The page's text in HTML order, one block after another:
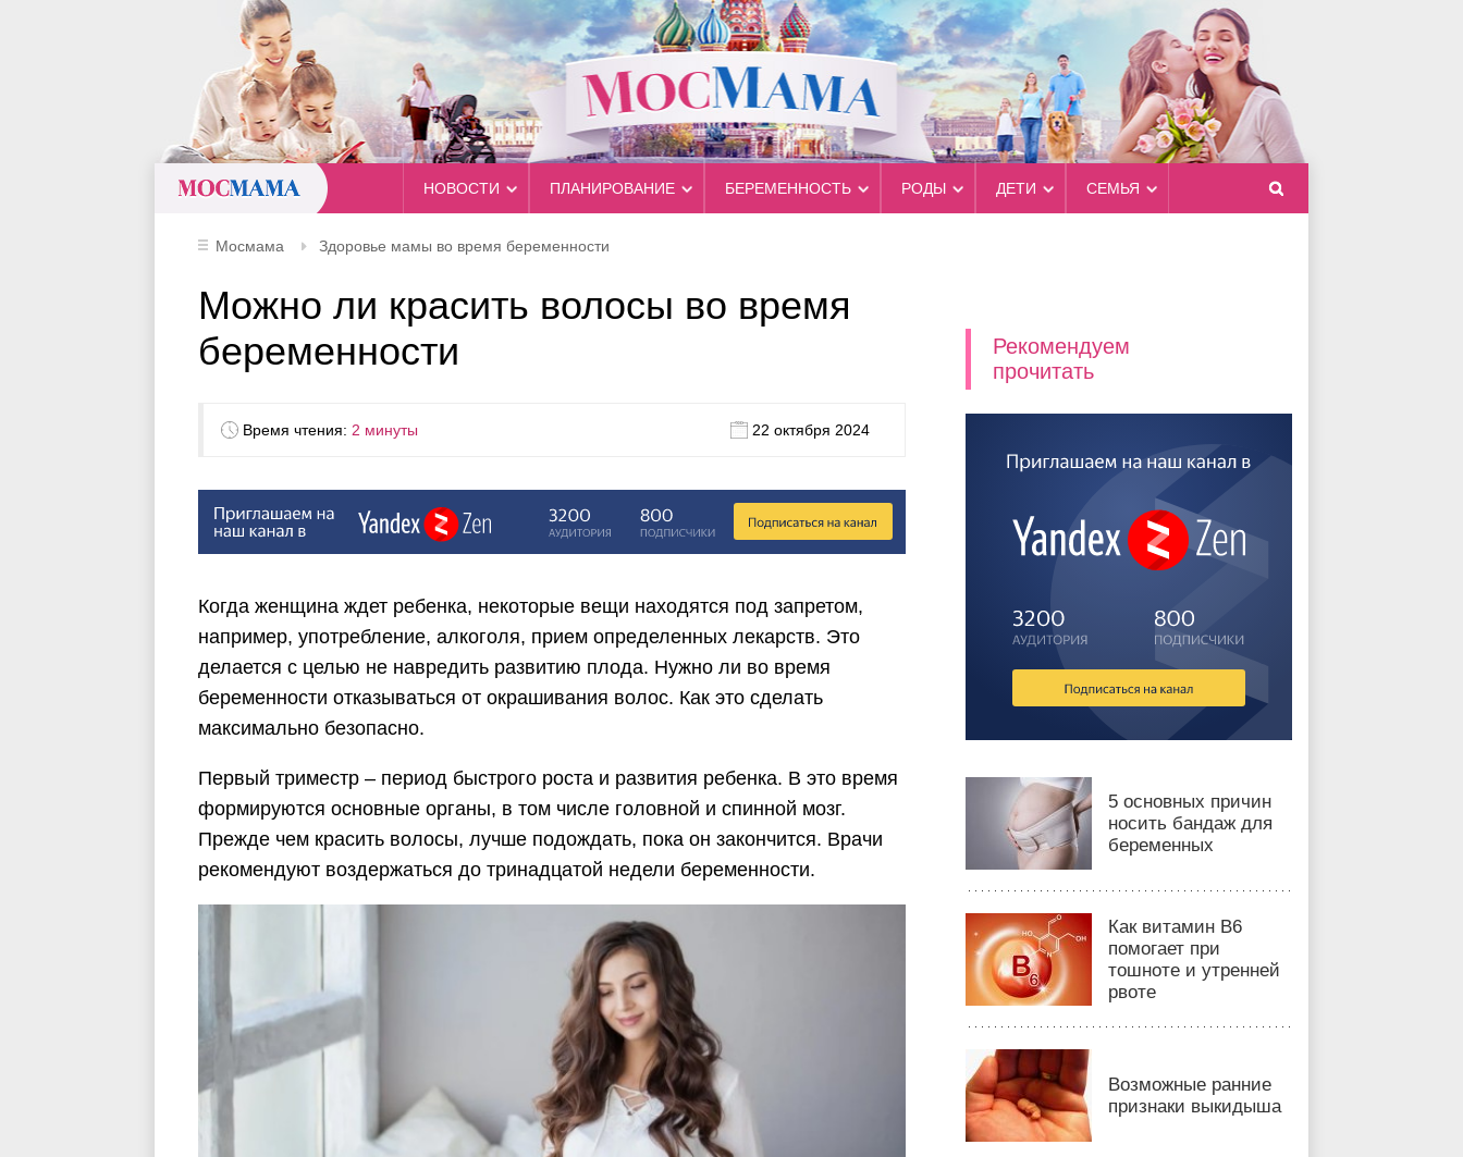
НОВОСТИ ПЛАНИРОВАНИЕ БЕРЕМЕННОСТЬ РОДЫ ДЕТИ СЕМЬЯ
Мосмама Здоровье мамы во время беременности
Можно ли красить волосы во время
беременности
Время чтения: 2 минуты 22 октября 2024
Когда женщина ждет ребенка, некоторые вещи находятся под запретом,
например, употребление, алкоголя, прием определенных лекарств. Это
делается с целью не навредить развитию плода. Нужно ли во время
беременности отказываться от окрашивания волос. Как это сделать
максимально безопасно.
Первый триместр – период быстрого роста и развития ребенка. В это время
формируются основные органы, в том числе головной и спинной мозг.
Прежде чем красить волосы, лучше подождать, пока он закончится. Врачи
рекомендуют воздержаться до тринадцатой недели беременности.
Рекомендуем
прочитать
5 основных причин
носить бандаж для
беременных
Как витамин B6
помогает при
тошноте и утренней
рвоте
Возможные ранние
признаки выкидыша